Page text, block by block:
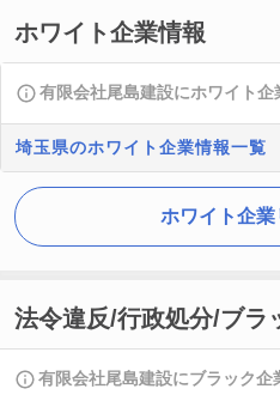
ホワイト企業情報
有限会社尾島建設にホワイト企
埼玉県のホワイト企業情報一覧
ホワイト企業
法令違反/行政処分/ブラ
有限会社尾島建設にブラック企